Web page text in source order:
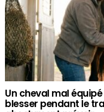
Un cheval mal
blesser pendant le